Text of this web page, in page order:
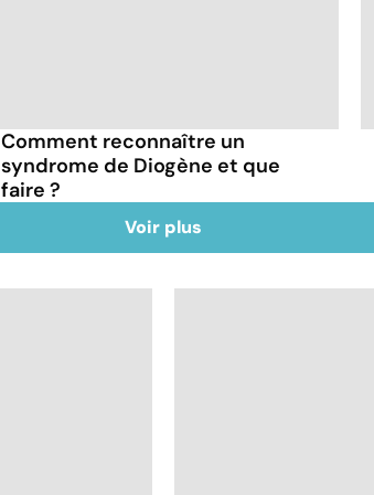
Comment reconnaître un
syndrome de Diogène et que
faire ?
Voir plus